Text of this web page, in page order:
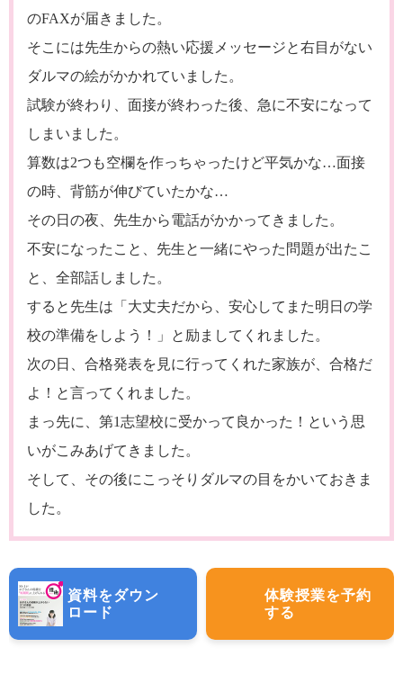
のFAXが届きました。
そこには先生からの熱い応援メッセージと右目がない
ダルマの絵がかかれていました。
試験が終わり、面接が終わった後、急に不安になって
しまいました。
算数は2つも空欄を作っちゃったけど平気かな…面接
の時、背筋が伸びていたかな…
その日の夜、先生から電話がかかってきました。
不安になったこと、先生と一緒にやった問題が出たこ
と、全部話しました。
すると先生は「大丈夫だから、安心してまた明日の学
校の準備をしよう！」と励ましてくれました。
次の日、合格発表を見に行ってくれた家族が、合格だ
よ！と言ってくれました。
まっ先に、第1志望校に受かって良かった！という思
いがこみあげてきました。
そして、その後にこっそりダルマの目をかいておきま
した。
資料をダウン
ロード
体験授業を予約
する